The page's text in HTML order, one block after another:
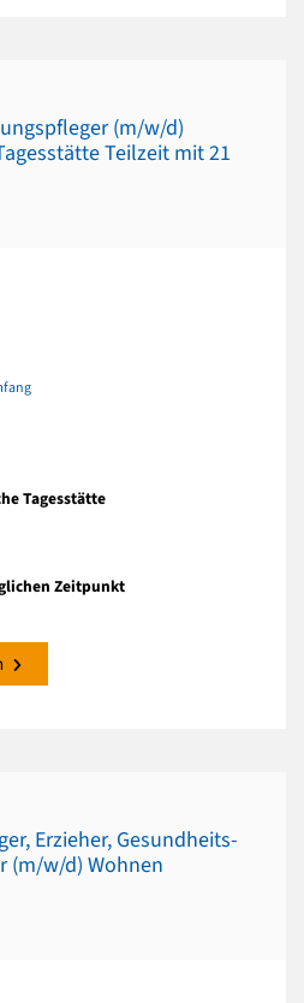
(m/w/d)
Teilzeit mit 21
Tagesstätte
Zeitpunkt
Erzieher, Gesundheits-
(m/w/d) Wohnen